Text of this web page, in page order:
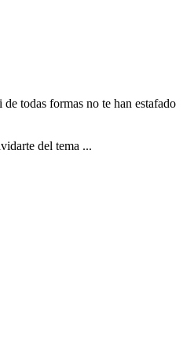
todas formas no te han estafado
del tema ...